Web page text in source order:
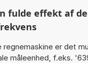
fulde effekt af
regnemaskine er det
måleenhed, f.eks.